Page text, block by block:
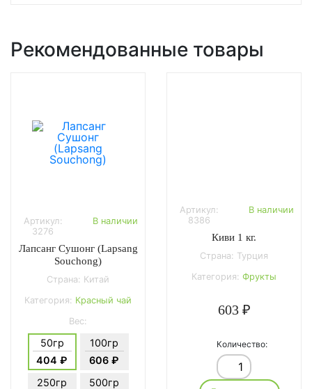
Рекомендованные товары
Артикул:
3276
В наличии
Лапсанг Сушонг (Lapsang
Souchong)
Страна: Китай
Категория: Красный чай
Вес:
50гр
404 ₽
100гр
606 ₽
250гр
500гр
Артикул:
8386
В наличии
Киви 1 кг.
Страна: Турция
Категория: Фрукты
603 ₽
Количество: